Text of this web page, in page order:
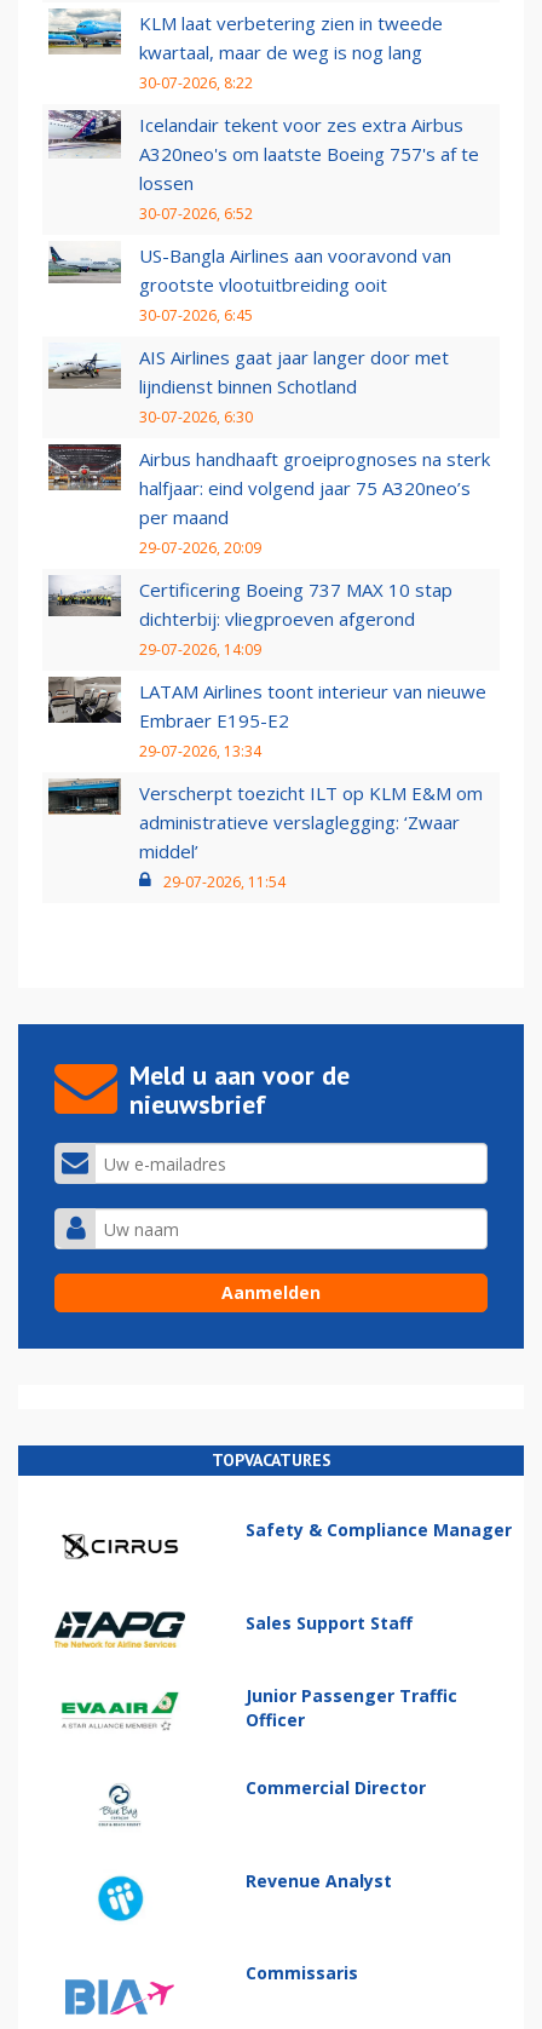
KLM laat verbetering zien in tweede
kwartaal, maar de weg is nog lang
30-07-2026, 8:22
Icelandair tekent voor zes extra Airbus
A320neo's om laatste Boeing 757's af te
lossen
30-07-2026, 6:52
US-Bangla Airlines aan vooravond van
grootste vlootuitbreiding ooit
30-07-2026, 6:45
AIS Airlines gaat jaar langer door met
lijndienst binnen Schotland
30-07-2026, 6:30
Airbus handhaaft groeiprognoses na sterk
halfjaar: eind volgend jaar 75 A320neo’s
per maand
29-07-2026, 20:09
Certificering Boeing 737 MAX 10 stap
dichterbij: vliegproeven afgerond
29-07-2026, 14:09
LATAM Airlines toont interieur van nieuwe
Embraer E195-E2
29-07-2026, 13:34
Verscherpt toezicht ILT op KLM E&M om
administratieve verslaglegging: ‘Zwaar
middel’
29-07-2026, 11:54
Meld u aan voor de
nieuwsbrief
TOPVACATURES
Safety & Compliance Manager
Sales Support Staff
Junior Passenger Traffic
Officer
Commercial Director
Revenue Analyst
Commissaris